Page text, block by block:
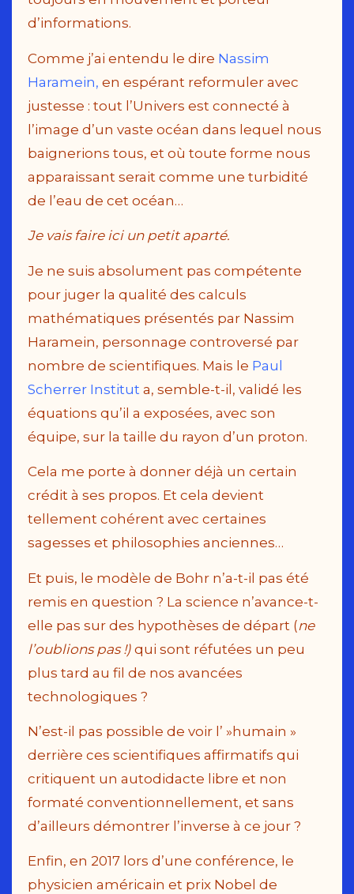
d’informations.
Comme j’ai entendu le dire Nassim
Haramein, en espérant reformuler avec
justesse : tout l’Univers est connecté à
l’image d’un vaste océan dans lequel nous
baignerions tous, et où toute forme nous
apparaissant serait comme une turbidité
de l’eau de cet océan…
Je vais faire ici un petit aparté.
Je ne suis absolument pas compétente
pour juger la qualité des calculs
mathématiques présentés par Nassim
Haramein, personnage controversé par
nombre de scientifiques. Mais le Paul
Scherrer Institut a, semble-t-il, validé les
équations qu’il a exposées, avec son
équipe, sur la taille du rayon d’un proton.
Cela me porte à donner déjà un certain
crédit à ses propos. Et cela devient
tellement cohérent avec certaines
sagesses et philosophies anciennes…
Et puis, le modèle de Bohr n’a-t-il pas été
remis en question ? La science n’avance-t-
elle pas sur des hypothèses de départ (ne
l’oublions pas !) qui sont réfutées un peu
plus tard au fil de nos avancées
technologiques ?
N’est-il pas possible de voir l’ »humain »
derrière ces scientifiques affirmatifs qui
critiquent un autodidacte libre et non
formaté conventionnellement, et sans
d’ailleurs démontrer l’inverse à ce jour ?
Enfin, en 2017 lors d’une conférence, le
physicien américain et prix Nobel de